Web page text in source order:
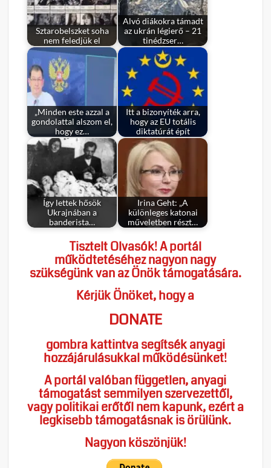
Sztarobelszket soha
nem feledjük el
Alvó diákokra támadt
az ukrán légierő – 21
tinédzser…
„Minden este azzal a
gondolattal alszom el,
hogy ez…
Itt a bizonyíték arra,
hogy az EU totális
diktatúrát épít
Így lettek hősök
Ukrajnában a
banderista…
Irina Geht: „A
különleges katonai
műveletben részt…
Tisztelt Olvasók! A portál
működtetéséhez nagyon nagy
szükségünk van az Önök támogatására.
Kérjük Önöket, hogy a
DONATE
gombra kattintva segítsék anyagi
hozzájárulásukkal működésünket!
A portál valóban független, anyagi
támogatást semmilyen szervezettől,
vagy politikai erőtől nem kapunk, ezért a
legkisebb támogatásnak is örülünk.
Nagyon köszönjük!